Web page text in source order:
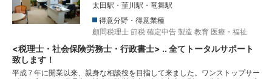
太田駅・韮川駅・竜舞駅
得意分野・得意業種
顧問税理士 節税 確定申告 製造 教育 医療・福祉
<税理士・社会保険労務士・行政書士> .. 全てトータルサポート
致します！
平成７年に開業以来、親身な相談役を目指して来ました。ワンストップサー